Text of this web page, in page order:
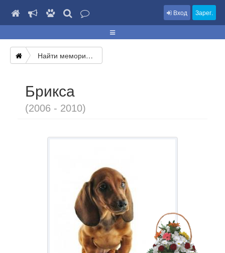
Вход Зарег.
Найти мемориал
Брикса
(2006 - 2010)